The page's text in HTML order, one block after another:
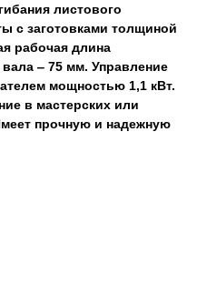
листового
с заготовками толщиной
рабочая длина
‒ 75 мм. Управление
мощностью 1,1 кВт.
в мастерских или
прочную и надежную